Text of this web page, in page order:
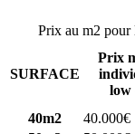
Prix au m2 pour
SURFACE
Prix
low
40m2
40.000€